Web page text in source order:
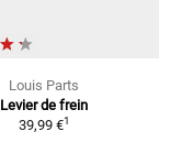
Louis Parts
Levier de frein
39,99 €1